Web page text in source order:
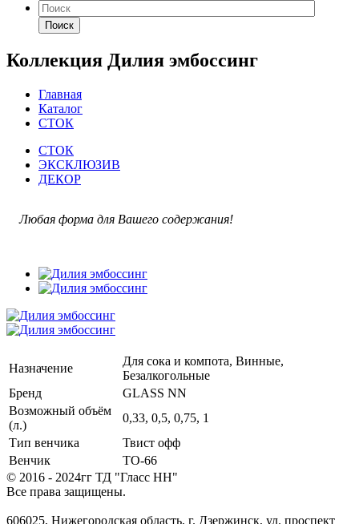
Поиск
Коллекция Дилия эмбоссинг
Главная
Каталог
СТОК
СТОК
ЭКСКЛЮЗИВ
ДЕКОР
Любая форма для Вашего содержания!
Назначение
Для сока и компота, Винные,
Безалкогольные
Бренд
GLASS NN
Возможный объём
(л.)
0,33, 0,5, 0,75, 1
Тип венчика
Твист офф
Венчик
ТО-66
© 2016 - 2024гг ТД "Гласс НН"
Все права защищены.
606025, Нижегородская область, г. Дзержинск, ул. проспект